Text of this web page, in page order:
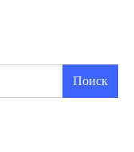
Поиск